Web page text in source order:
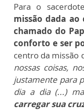
Para o
missão dada
chamado do
conforto e ser
centro da missão
nossas coisas,
justamente para
dia a dia (...)
carregar sua